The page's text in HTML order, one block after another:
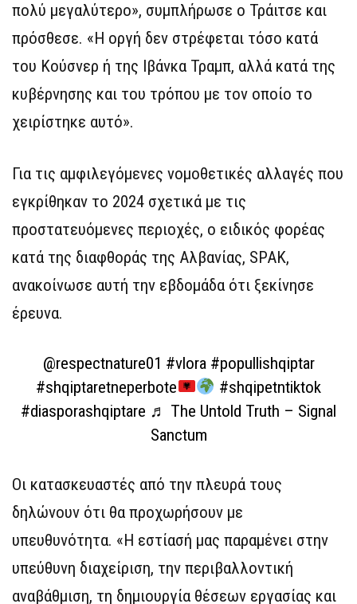
πολύ μεγαλύτερο», συμπλήρωσε ο Τράιτσε και
πρόσθεσε. «Η οργή δεν στρέφεται τόσο κατά
του Κούσνερ ή της Ιβάνκα Τραμπ, αλλά κατά της
κυβέρνησης και του τρόπου με τον οποίο το
χειρίστηκε αυτό».
Για τις αμφιλεγόμενες νομοθετικές αλλαγές που
εγκρίθηκαν το 2024 σχετικά με τις
προστατευόμενες περιοχές, ο ειδικός φορέας
κατά της διαφθοράς της Αλβανίας, SPAK,
ανακοίνωσε αυτή την εβδομάδα ότι ξεκίνησε
έρευνα.
@respectnature01 #vlora #popullishqiptar
#shqiptaretneperbote
#shqipetntiktok
#diasporashqiptare ♬ The Untold Truth – Signal
Sanctum
Οι κατασκευαστές από την πλευρά τους
δηλώνουν ότι θα προχωρήσουν με
υπευθυνότητα. «Η εστίασή μας παραμένει στην
υπεύθυνη διαχείριση, την περιβαλλοντική
αναβάθμιση, τη δημιουργία θέσεων εργασίας και